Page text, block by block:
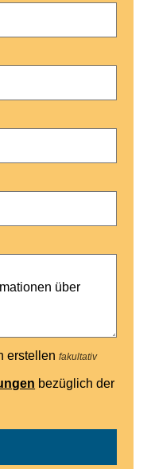
erstellenfakultativ
bezüglich der